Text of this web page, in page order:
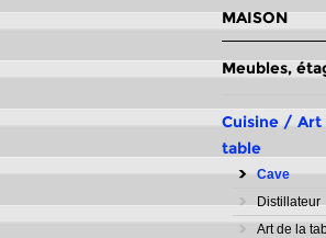
MAISON
Meubles,
Cuisine / Art
table
Cave
Distillateur
Art de la